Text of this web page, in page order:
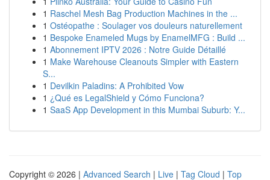
1 Raschel Mesh Bag Production Machines in the ...
1 Ostéopathe : Soulager vos douleurs naturellement
1 Bespoke Enameled Mugs by EnamelMFG : Build ...
1 Abonnement IPTV 2026 : Notre Guide Détaillé
1 Make Warehouse Cleanouts Simpler with Eastern
S...
1 Devilkin Paladins: A Prohibited Vow
1 ¿Qué es LegalShield y Cómo Funciona?
1 SaaS App Development in this Mumbai Suburb: Y...
Copyright © 2026 | Advanced Search | Live | Tag Cloud | Top